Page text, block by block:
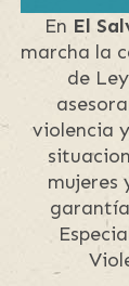
En El
marcha la
de
violencia
mujeres